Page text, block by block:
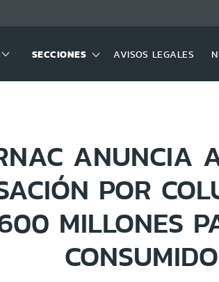
SECCIONES AVISOS LEGALES
ANUNCIA
POR
MILLONES